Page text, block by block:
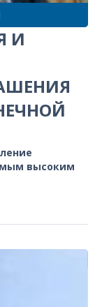
И
высоким